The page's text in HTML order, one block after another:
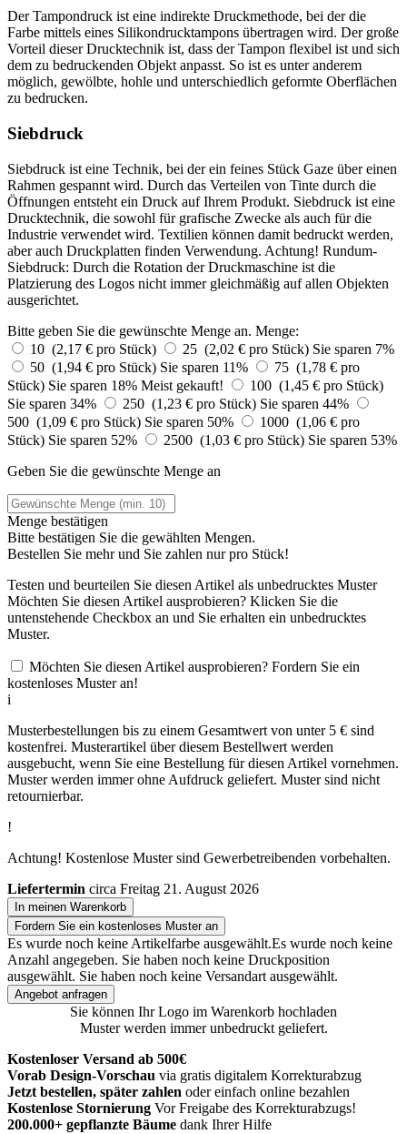
Der Tampondruck ist eine indirekte Druckmethode, bei der die
Farbe mittels eines Silikondrucktampons übertragen wird. Der große
Vorteil dieser Drucktechnik ist, dass der Tampon flexibel ist und sich
dem zu bedruckenden Objekt anpasst. So ist es unter anderem
möglich, gewölbte, hohle und unterschiedlich geformte Oberflächen
zu bedrucken.
Siebdruck
Siebdruck ist eine Technik, bei der ein feines Stück Gaze über einen
Rahmen gespannt wird. Durch das Verteilen von Tinte durch die
Öffnungen entsteht ein Druck auf Ihrem Produkt. Siebdruck ist eine
Drucktechnik, die sowohl für grafische Zwecke als auch für die
Industrie verwendet wird. Textilien können damit bedruckt werden,
aber auch Druckplatten finden Verwendung. Achtung! Rundum-
Siebdruck: Durch die Rotation der Druckmaschine ist die
Platzierung des Logos nicht immer gleichmäßig auf allen Objekten
ausgerichtet.
Bitte geben Sie die gewünschte Menge an. Menge:
10 (2,17 € pro Stück)
25 (2,02 € pro Stück) Sie sparen 7%
50 (1,94 € pro Stück) Sie sparen 11%
75 (1,78 € pro
Stück) Sie sparen 18% Meist gekauft!
100 (1,45 € pro Stück)
Sie sparen 34%
250 (1,23 € pro Stück) Sie sparen 44%
500 (1,09 € pro Stück) Sie sparen 50%
1000 (1,06 € pro
Stück) Sie sparen 52% 2500 (1,03 € pro Stück) Sie sparen 53%
Geben Sie die gewünschte Menge an
Menge bestätigen
Bitte bestätigen Sie die gewählten Mengen.
Bestellen Sie mehr und Sie zahlen nurpro Stück!
Testen und beurteilen Sie diesen Artikel als unbedrucktes Muster
Möchten Sie diesen Artikel ausprobieren? Klicken Sie die
untenstehende Checkbox an und Sie erhalten ein unbedrucktes
Muster.
Möchten Sie diesen Artikel ausprobieren? Fordern Sie ein
kostenloses Muster an!
i
Musterbestellungen bis zu einem Gesamtwert von unter 5 € sind
kostenfrei. Musterartikel über diesem Bestellwert werden
ausgebucht, wenn Sie eine Bestellung für diesen Artikel vornehmen.
Muster werden immer ohne Aufdruck geliefert. Muster sind nicht
retournierbar.
!
Achtung! Kostenlose Muster sind Gewerbetreibenden vorbehalten.
Liefertermin circa Freitag 21. August 2026
In meinen Warenkorb
Fordern Sie ein kostenloses Muster an
Es wurde noch keine Artikelfarbe ausgewählt.Es wurde noch keine
Anzahl angegeben. Sie haben noch keine Druckposition
ausgewählt. Sie haben noch keine Versandart ausgewählt.
Angebot anfragen
Sie können Ihr Logo im Warenkorb hochladen
Muster werden immer unbedruckt geliefert.
Kostenloser Versand ab 500€
Vorab Design-Vorschau via gratis digitalem Korrekturabzug
Jetzt bestellen, später zahlen oder einfach online bezahlen
Kostenlose Stornierung Vor Freigabe des Korrekturabzugs!
200.000+ gepflanzte Bäume dank Ihrer Hilfe